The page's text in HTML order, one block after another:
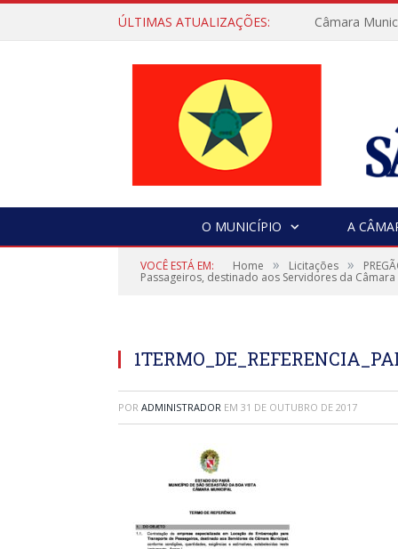
ÚLTIMAS ATUALIZAÇÕES: Câmara
O MUNICÍPIO A
VOCÊ ESTÁ EM: Home » Licitações »
Passageiros, destinado aos Servidores da Câmara
POR ADMINISTRADOR EM 31 DE OUTUBRO DE 2017